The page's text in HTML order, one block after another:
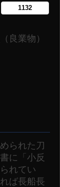
良業物）
られた刀
に「小反
れてい
ば長船長